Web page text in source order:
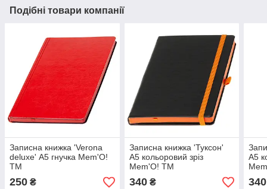
Подібні товари компанії
Записна книжка 'Verona
deluxe' А5 гнучка Mem'O!
ТМ
250 ₴
Записна книжка 'Туксон'
А5 кольоровий зріз
Mem'O! ТМ
Помаранчевий
340₴
А5
340